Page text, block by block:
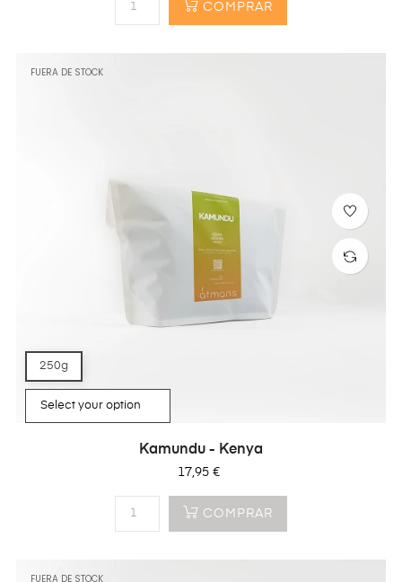
COMPRAR
FUERA DE STOCK
250g
Kamundu - Kenya
Precio
17,95 €
COMPRAR
FUERA DE STOCK